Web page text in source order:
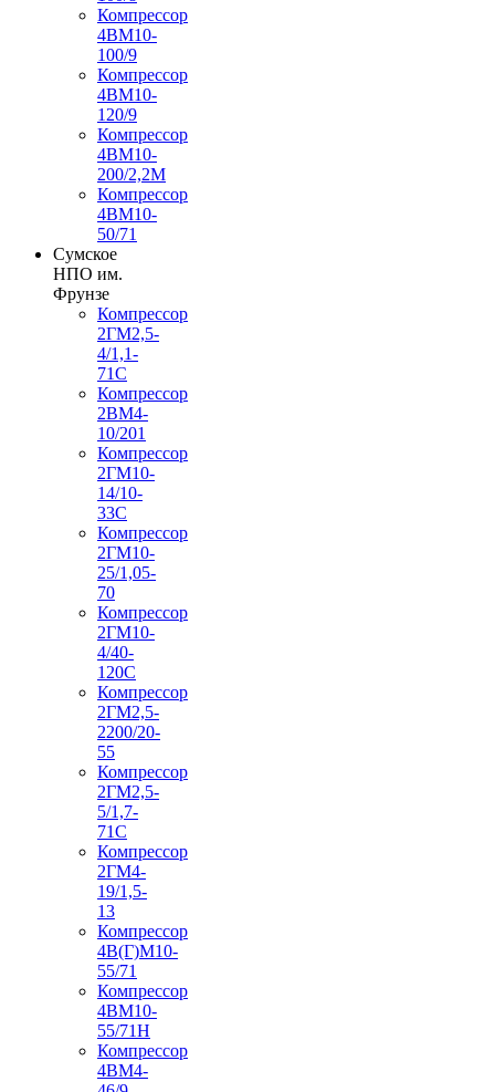
Компрессор
4ВМ10-
100/9
Компрессор
4ВМ10-
120/9
Компрессор
4ВМ10-
200/2,2М
Компрессор
4ВМ10-
50/71
Сумское
НПО им.
Фрунзе
Компрессор
2ГМ2,5-
4/1,1-
71С
Компрессор
2ВМ4-
10/201
Компрессор
2ГМ10-
14/10-
33С
Компрессор
2ГМ10-
25/1,05-
70
Компрессор
2ГМ10-
4/40-
120С
Компрессор
2ГМ2,5-
2200/20-
55
Компрессор
2ГМ2,5-
5/1,7-
71С
Компрессор
2ГМ4-
19/1,5-
13
Компрессор
4В(Г)М10-
55/71
Компрессор
4ВМ10-
55/71Н
Компрессор
4ВМ4-